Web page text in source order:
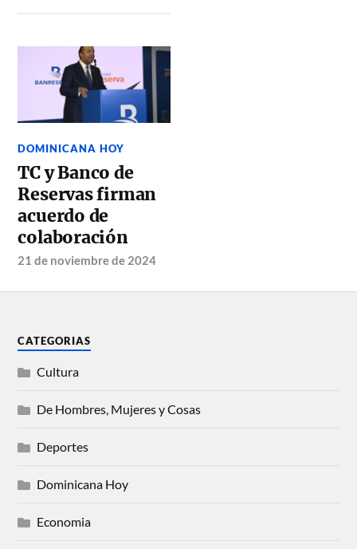
DOMINICANA HOY
TC y Banco de
Reservas firman
acuerdo de
colaboración
21 de noviembre de 2024
CATEGORIAS
Cultura
De Hombres, Mujeres y Cosas
Deportes
Dominicana Hoy
Economia